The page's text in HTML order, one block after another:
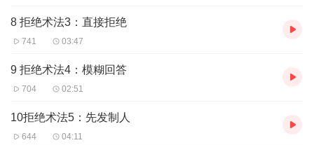
8 拒绝术法3：直接拒绝
741 03:47
9 拒绝术法4：模糊回答
704 02:51
10拒绝术法5：先发制人
644 04:11